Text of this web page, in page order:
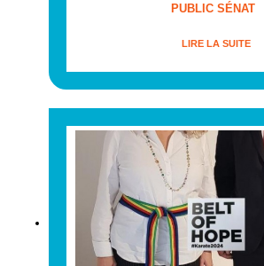
PUBLIC SÉNAT
LIRE LA SUITE